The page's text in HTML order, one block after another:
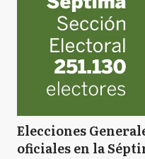
Elecciones
oficiales en la